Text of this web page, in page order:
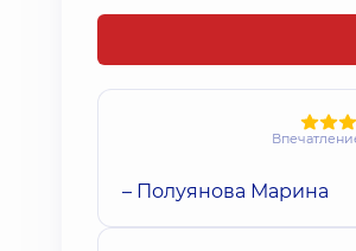
– Полуянова Марина